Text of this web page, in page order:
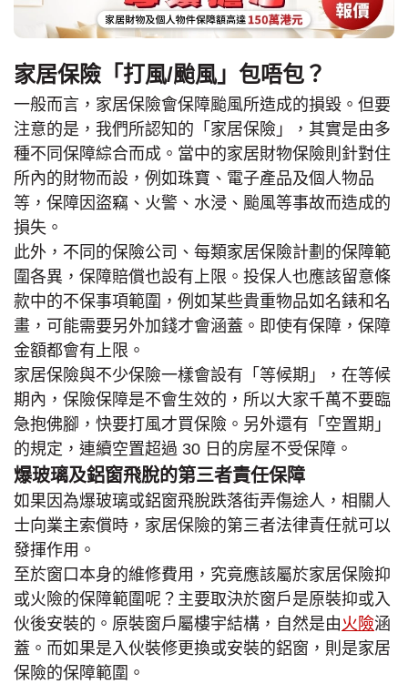
家居保險「打風/颱風」包唔包？
一般而言，家居保險會保障颱風所造成的損毀。但要
注意的是，我們所認知的「家居保險」，其實是由多
種不同保障綜合而成。當中的家居財物保險則針對住
所內的財物而設，例如珠寶、電子產品及個人物品
等，保障因盜竊、火警、水浸、颱風等事故而造成的
損失。
此外，不同的保險公司、每類家居保險計劃的保障範
圍各異，保障賠償也設有上限。投保人也應該留意條
款中的不保事項範圍，例如某些貴重物品如名錶和名
畫，可能需要另外加錢才會涵蓋。即使有保障，保障
金額都會有上限。
家居保險與不少保險一樣會設有「等候期」，在等候
期內，保險保障是不會生效的，所以大家千萬不要臨
急抱佛腳，快要打風才買保險。另外還有「空置期」
的規定，連續空置超過 30 日的房屋不受保障。
爆玻璃及鋁窗飛脫的第三者責任保障
如果因為爆玻璃或鋁窗飛脫跌落街弄傷途人，相關人
士向業主索償時，家居保險的第三者法律責任就可以
發揮作用。
至於窗口本身的維修費用，究竟應該屬於家居保險抑
或火險的保障範圍呢？主要取決於窗戶是原裝抑或入
伙後安裝的。原裝窗戶屬樓宇結構，自然是由 火險涵
蓋。而如果是入伙裝修更換或安裝的鋁窗，則是家居
保險的保障範圍。